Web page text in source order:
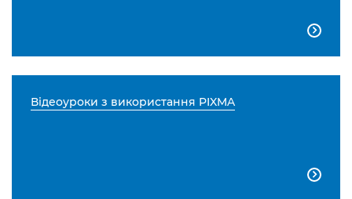

Відеоуроки з використання PIXMA
